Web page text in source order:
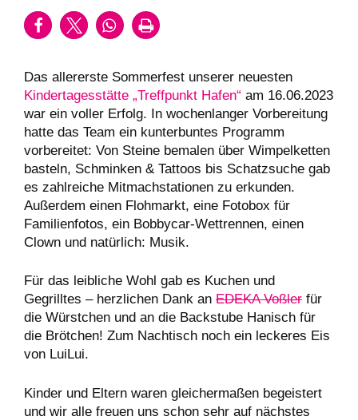
Das allererste Sommerfest unserer neuesten
Kindertagesstätte „Treffpunkt Hafen“ am 16.06.2023
war ein voller Erfolg. In wochenlanger Vorbereitung
hatte das Team ein kunterbuntes Programm
vorbereitet: Von Steine bemalen über Wimpelketten
basteln, Schminken & Tattoos bis Schatzsuche gab
es zahlreiche Mitmachstationen zu erkunden.
Außerdem einen Flohmarkt, eine Fotobox für
Familienfotos, ein Bobbycar-Wettrennen, einen
Clown und natürlich: Musik.
Für das leibliche Wohl gab es Kuchen und
Gegrilltes – herzlichen Dank an EDEKA Voßler für
die Würstchen und an die Backstube Hanisch für
die Brötchen! Zum Nachtisch noch ein leckeres Eis
von LuiLui.
Kinder und Eltern waren gleichermaßen begeistert
und wir alle freuen uns schon sehr auf nächstes